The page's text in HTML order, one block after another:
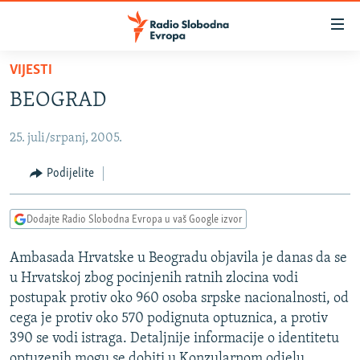
Pređite
glavni
Pređite
Pređite
pretragu
SRBIJA
KOSOVO
VIZUELNO
VIDEO
FOTOGALERIJE
INFOGRAFIKE
PODCASTI
RAT U UKRAJINI
KINA NA BALKANU
RSE PRIČE IZ SVIJETA
VIJESTI
BEOGRAD
25. juli/srpanj, 2005.
Podijelite
Dodajte Radio Slobodna Evropa u vaš Google izvor
Ambasada Hrvatske u Beogradu objavila je danas da se
u Hrvatskoj zbog pocinjenih ratnih zlocina vodi
postupak protiv oko 960 osoba srpske nacionalnosti, od
cega je protiv oko 570 podignuta optuznica, a protiv
390 se vodi istraga. Detaljnije informacije o identitetu